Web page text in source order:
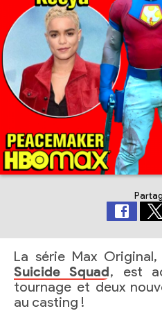
La série Max
Suicide Squad, est
tournage et deux
au casting !